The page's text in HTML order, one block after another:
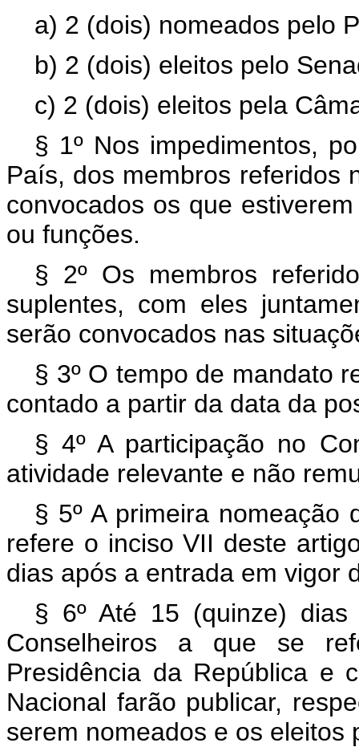
a) 2 (dois) nomeados pelo
b) 2 (dois) eleitos pelo
c) 2 (dois) eleitos pela
§ 1º Nos impedimentos,
País, dos membros referidos
convocados os que
ou funções.
§ 2º Os membros
suplentes, com eles
serão convocados nas
§ 3º O tempo de mandato
contado a partir da data da
§ 4º A participação no
atividade relevante e não
§ 5º A primeira
refere o inciso VII deste
dias após a entrada em vigor
§ 6º Até 15 (quinze)
Conselheiros a que se
Presidência da República e
Nacional farão publicar,
serem nomeados e os eleitos